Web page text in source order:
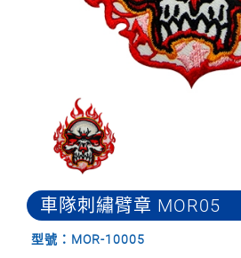
車隊刺繡臂章 MOR05
型號：MOR-10005